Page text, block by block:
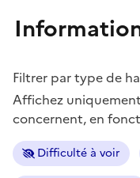
Filtrer par type de
Affichez
concernent, en
Difficulté à voir